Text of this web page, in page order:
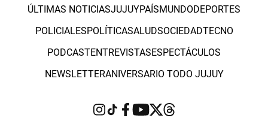
ÚLTIMAS NOTICIASJUJUYPAÍSMUNDODEPORTES
POLICIALESPOLÍTICASALUDSOCIEDADTECNO
PODCASTENTREVISTASESPECTÁCULOS
NEWSLETTERANIVERSARIO TODO JUJUY